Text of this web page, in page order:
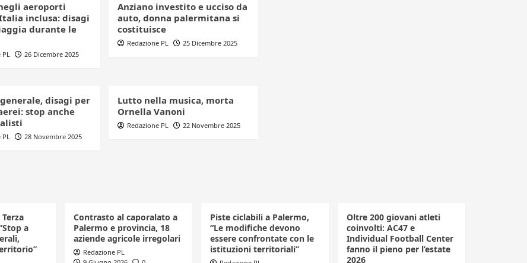
aeroporti
inclusa: disagi
durante le
PL 26 Dicembre 2025
Anziano investito e ucciso da
auto, donna palermitana si
costituisce
Redazione PL 25 Dicembre 2025
disagi per
stop anche
PL 28 Novembre 2025
Lutto nella musica, morta
Ornella Vanoni
Redazione PL 22 Novembre 2025
a
Contrasto al caporalato a
Palermo e provincia, 18
aziende agricole irregolari
Redazione PL
Piste ciclabili a Palermo,
“Le modifiche devono
essere confrontate con le
istituzioni territoriali”
Oltre 200 giovani atleti
coinvolti: AC47 e
Individual Football Center
fanno il pieno per l’estate
2026